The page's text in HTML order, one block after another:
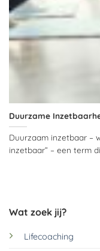
Wat zoek jij?
Lifecoaching
Duurzame
Duurzaam inzetbaar –
inzetbaar” – een term